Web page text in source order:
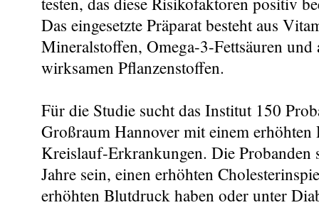
Das eingesetzte Präparat besteht aus
Mineralstoffen, Omega-3-Fettsäuren
wirksamen Pflanzenstoffen.
Für die Studie sucht das Institut 150
Großraum Hannover mit einem
Kreislauf-Erkrankungen. Die Probanden
Jahre sein, einen erhöhten
erhöhten Blutdruck haben oder unter